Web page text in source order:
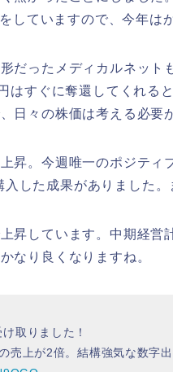
していますので、今年は
だったメディカルネッ
はすぐに奪還してくれる
日々の株価は考える必要
昇。今週唯一のポジティ
した成果がありました。
昇しています。中期経営
なり良くなりますね。
取りました！
売上が2倍。結構強気な数字出